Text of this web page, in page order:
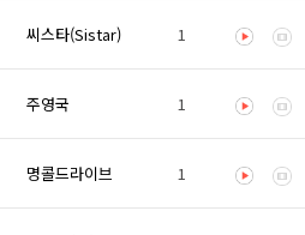
씨스타(Sistar) 1
주영국 1
명콜드라이브 1